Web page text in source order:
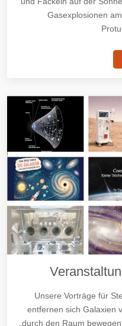
Gasexplosionen
Unsere Vorträge für
entfernen sich Galaxien
„durch den Raum